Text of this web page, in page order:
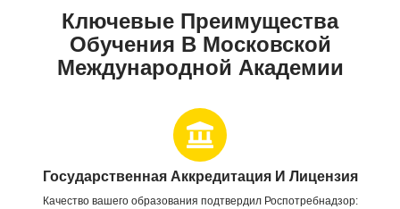
Ключевые Преимущества
Обучения В Московской
Международной Академии
Государственная Аккредитация И Лицензия
Качество вашего образования подтвердил Роспотребнадзор: